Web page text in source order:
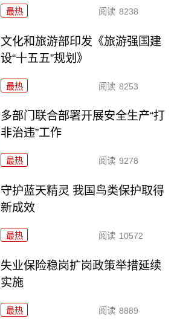
最热 阅读 8238
文化和旅游部印发《旅游强国建
设“十五五”规划》
最热 阅读 8253
多部门联合部署开展安全生产“打
非治违”工作
最热 阅读 9278
守护蓝天精灵 我国鸟类保护取得
新成效
最热 阅读 10572
失业保险稳岗扩岗政策举措延续
实施
最热 阅读 8889